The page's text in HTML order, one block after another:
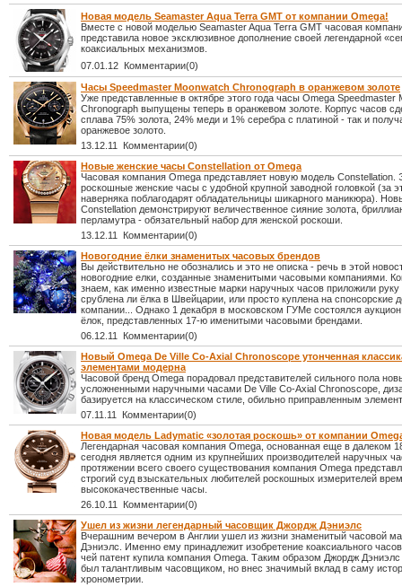
Новая модель Seamaster Aqua Terra GMT от компании Omega!
Вместе с новой моделью Seamaster Aqua Terra GMT часовая
представила новое эксклюзивное дополнение своей легендарной
коаксиальных механизмов.
07.01.12 Комментарии(0)
Часы Speedmaster Moonwatch Chronograph в оранжевом золоте
Уже представленные в октябре этого года часы Omega Speedmaster
Chronograph выпущены теперь в оранжевом золоте. Корпус часов
сплава 75% золота, 24% меди и 1% серебра с платиной - так и
оранжевое золото.
13.12.11 Комментарии(0)
Новые женские часы Constellation от Omega
Часовая компания Omega представляет новую модель Constellation.
роскошные женские часы с удобной крупной заводной головкой (за
наверняка поблагодарят обладательницы шикарного маникюра).
Constellation демонстрируют величественное сияние золота,
перламутра - обязательный набор для женской роскоши.
13.12.11 Комментарии(0)
Новогодние ёлки знаменитых часовых брендов
Вы действительно не обознались и это не описка - речь в этой
новогодние елки, созданные знаменитыми часовыми компаниями.
знаем, как именно известные марки наручных часов приложили руку
срублена ли ёлка в Швейцарии, или просто куплена на спонсорские
компании... Однако 1 декабря в московском ГУМе состоялся аукцион
ёлок, представленных 17-ю именитыми часовыми брендами.
06.12.11 Комментарии(0)
Новый Omega De Ville Co-Axial Chronoscope утонченная
элементами модерна
Часовой бренд Omega порадовал представителей сильного пола
усложненными наручными часами De Ville Co-Axial Chronoscope,
базируется на классическом стиле, обильно приправленным
07.11.11 Комментарии(0)
Новая модель Ladymatic «золотая роскошь» от компании
Легендарная часовая компания Omega, основанная еще в далеком
сегодня является одним из крупнейших производителей наручных
протяжении всего своего существования компания Omega
строгий суд взыскательных любителей роскошных измерителей
высококачественные часы.
26.10.11 Комментарии(0)
Ушел из жизни легендарный часовщик Джордж Дэниэлс
Вчерашним вечером в Англии ушел из жизни знаменитый часовой
Дэниэлс. Именно ему принадлежит изобретение коаксиального
чей патент купила компания Omega. Таким образом Джордж Дэниэлс
был талантливым часовщиком, но внес значимый вклад в саму
хронометрии.